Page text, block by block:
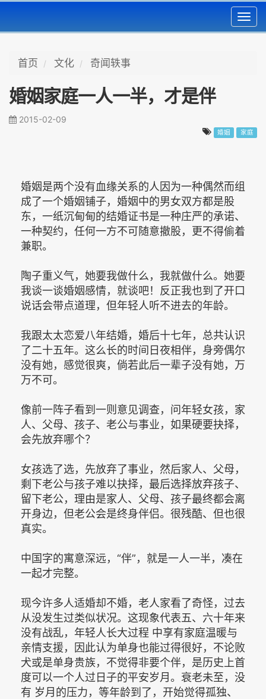
首页 文化 奇闻轶事
婚姻家庭一人一半，才是伴
2015-02-09
婚姻 家庭
婚姻是两个没有血缘关系的人因为一种偶然而组
成了一个婚姻铺子，婚姻中的男女双方都是股
东，一纸沉甸甸的结婚证书是一种庄严的承诺、
一种契约，任何一方不可随意撤股，更不得偷着
兼职。
陶子重义气，她要我做什么，我就做什么。她要
我谈一谈婚姻感情，就谈吧！反正我也到了开口
说话会带点道理，但年轻人听不进去的年龄。
我跟太太恋爱八年结婚，婚后十七年，总共认识
了二十五年。这么长的时间日夜相伴，身旁偶尔
没有她，感觉很爽，倘若此后一辈子没有她，万
万不可。
像前一阵子看到一则意见调查，问年轻女孩，家
人、父母、孩子、老公与事业，如果硬要抉择，
会先放弃哪个？
女孩选了选，先放弃了事业，然后家人、父母，
剩下老公与孩子难以抉择，最后选择放弃孩子、
留下老公，理由是家人、父母、孩子最终都会离
开身边，但老公会是终身伴侣。很残酷、但也很
真实。
中国字的寓意深远，“伴”，就是一人一半，凑在
一起才完整。
现今许多人适婚却不婚，老人家看了奇怪，过去
从没发生过类似状况。这现象代表五、六十年来
没有战乱，年轻人长大过程 中享有家庭温暖与
亲情支援，因此认为单身也能过得很好，不论败
犬或是单身贵族，不觉得非要个伴，是历史上首
度可以一个人过日子的平安岁月。衰老未至，没
有 岁月的压力，等年龄到了，开始觉得孤独、